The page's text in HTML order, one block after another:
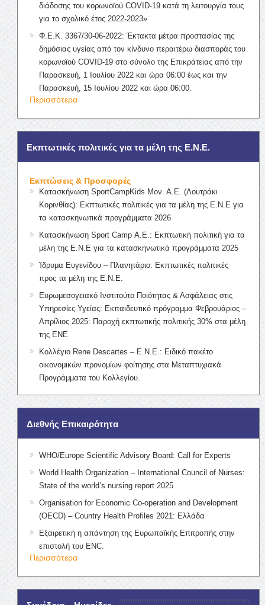
διάδοσης του κορωνοϊού COVID-19 κατά τη λειτουργία τους
για το σχολικό έτος 2022-2023»
Φ.Ε.Κ. 3367/30-06-2022: Έκτακτα μέτρα προστασίας της
δημόσιας υγείας από τον κίνδυνο περαιτέρω διασποράς του
κορωνοϊού COVID-19 στο σύνολο της Επικράτειας από την
Παρασκευή, 1 Ιουλίου 2022 και ώρα 06:00 έως και την
Παρασκευή, 15 Ιουλίου 2022 και ώρα 06:00.
Περισσότερα
Εκπτωτικές πολιτικές για τα μέλη της Ε.Ν.Ε.
Εκπτώσεις & Προσφορές
Κατασκήνωση SportCampKids Μον. Α.Ε. (Λουτράκι
Κορινθίας): Εκπτωτικές πολιτικές για τα μέλη της Ε.Ν.Ε για
τα κατασκηνωτικά προγράμματα 2026
Κατασκήνωση Sport Camp Α.Ε.: Εκπτωτική πολιτική για τα
μέλη της Ε.Ν.Ε για τα κατασκηνωτικά προγράμματα 2025
Ίδρυμα Ευγενίδου – Πλανητάριο: Εκπτωτικές πολιτικές
προς τα μέλη της Ε.Ν.Ε.
Ευρωμεσογειακό Ινστιτούτο Ποιότητας & Ασφάλειας στις
Υπηρεσίες Υγείας: Εκπαιδευτικό πρόγραμμα Φεβρουάριος –
Απρίλιος 2025: Παροχή εκπτωτικής πολιτικής 30% στα μέλη
της ΕΝΕ
Κολλέγιο Rene Descartes – Ε.Ν.Ε.: Ειδικό πακέτο
οικονομικών προνομίων φοίτησης στα Μεταπτυχιακά
Προγράμματα του Κολλεγίου.
Διεθνής Επικαιρότητα
WHO/Europe Scientific Advisory Board: Call for Experts
World Health Organization – International Council of Nurses:
State of the world’s nursing report 2025
Organisation for Economic Co-operation and Development
(OECD) – Country Health Profiles 2021: Ελλάδα
Εξαιρετική η απάντηση της Ευρωπαϊκής Επιτροπής στην
επιστολή του ENC.
Περισσότερα